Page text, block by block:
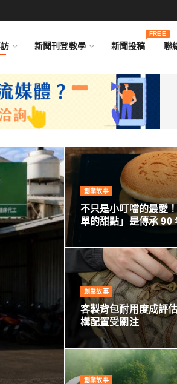
新聞刊登教學 新聞投稿
FREE
聯
創業故事
不只是小叮噹的最愛
單的甜點」是傳承 90
創業故事
客製背包耐用度成評
構配置受關注
創業故事